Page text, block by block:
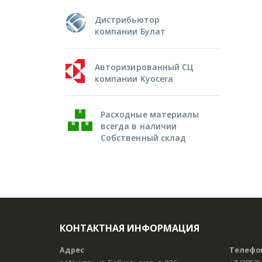
Дистрибьютор
компании Булат
Авторизированный СЦ
компании Kyocera
Расходные материалы
всегда в наличии
Собственный склад
КОНТАКТНАЯ ИНФОРМАЦИЯ
Адрес